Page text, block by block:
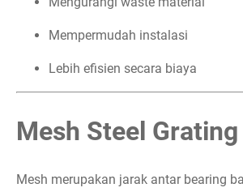
Mempermudah instalasi
Lebih efisien secara biaya
Mesh Steel Grating
Mesh merupakan jarak antar bearing